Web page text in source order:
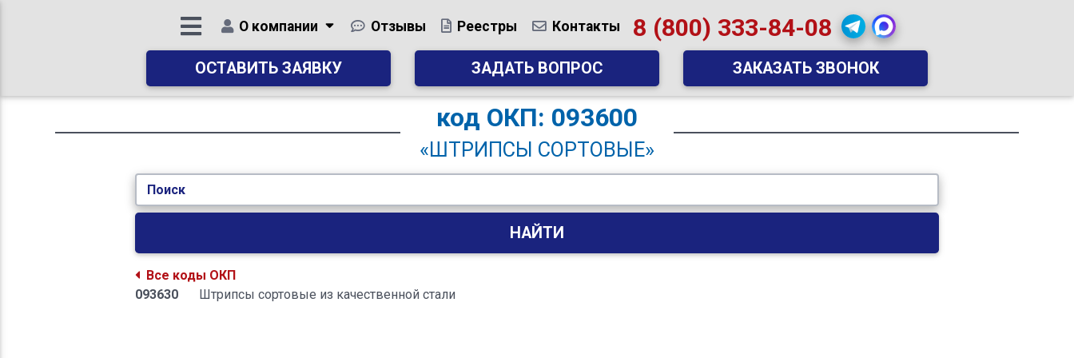
О компании Отзывы Реестры Контакты 8 (800) 333-84-08
ОСТАВИТЬ ЗАЯВКУ ЗАДАТЬ ВОПРОС ЗАКАЗАТЬ ЗВОНОК
код ОКП: 093600
«ШТРИПСЫ СОРТОВЫЕ»
Поиск
НАЙТИ
Все коды ОКП
093630
Штрипсы сортовые из качественной стали